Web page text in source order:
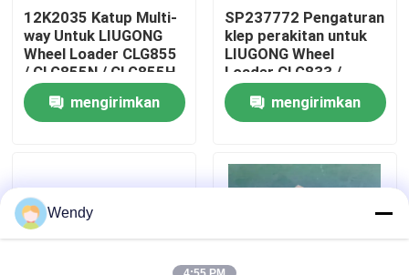
Kontrol kualitas
Hubungi kami
Kasus
12K2035 Katup Multi-
way Untuk LIUGONG
Wheel Loader CLG855
/ CLG855N / CLG855H
CLG856 / CLG856H
CLG50CN / CLG50C
mengirimkan
SP237772 Pengaturan
klep perakitan untuk
LIUGONG Wheel
Loader CLG833 /
CLG833H CLG835 /
CLG835H CLG836 /
CLG836H ZL30E /
mengirimkan
Wendy